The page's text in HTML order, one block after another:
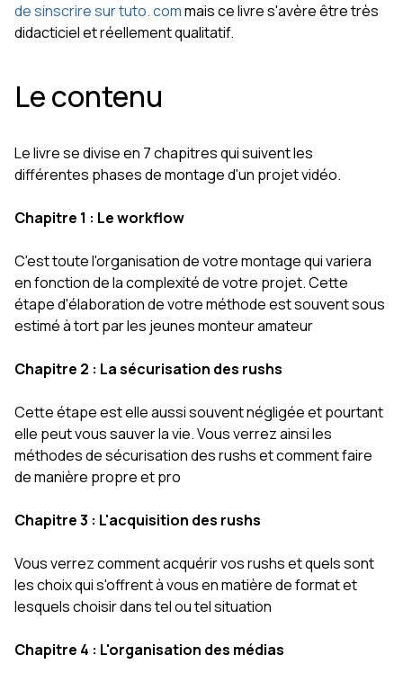
de sinscrire sur tuto. commais ce livre s'avère être très
didacticiel et réellement qualitatif.
Le contenu
Le livre se divise en 7 chapitres qui suivent les
différentes phases de montage d'un projet vidéo.
Chapitre 1 : Le workflow
C'est toute l'organisation de votre montage qui variera
en fonction de la complexité de votre projet. Cette
étape d'élaboration de votre méthode est souvent sous
estimé à tort par les jeunes monteur amateur
Chapitre 2 : La sécurisation des rushs
Cette étape est elle aussi souvent négligée et pourtant
elle peut vous sauver la vie. Vous verrez ainsi les
méthodes de sécurisation des rushs et comment faire
de manière propre et pro
Chapitre 3 : L'acquisition des rushs
Vous verrez comment acquérir vos rushs et quels sont
les choix qui s'offrent à vous en matière de format et
lesquels choisir dans tel ou tel situation
Chapitre 4 : L'organisation des médias